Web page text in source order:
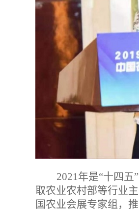
2021年是“十四五
取农业农村部等行业
国农业会展专家组，